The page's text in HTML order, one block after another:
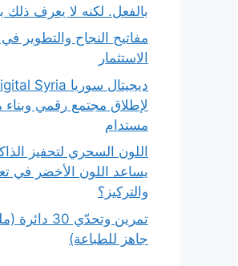
بالفعل. لكنه لا يعرف ذلك
مفاتيح النجاح والتطوير
الاستثمار
لإطلاق مجتمع رقمي
مستدام
اللون السحري لتحفيز
يساعد اللون الأخضر في
والتركيز؟
تمرين وتحدّي
جاهز للطباعة)